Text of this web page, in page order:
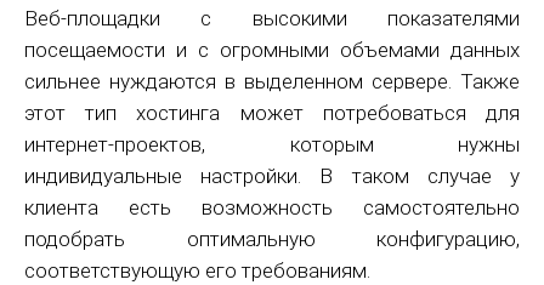
Веб-площадки с высокими показателями
посещаемости и с огромными объемами данных
сильнее нуждаются в выделенном сервере. Также
этот тип хостинга может потребоваться для
интернет-проектов, которым нужны
индивидуальные настройки. В таком случае у
клиента есть возможность самостоятельно
подобрать оптимальную конфигурацию,
соответствующую его требованиям.